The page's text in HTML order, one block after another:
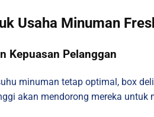
Usaha Minuman
Kepuasan Pelanggan
minuman tetap optimal, box
akan mendorong mereka